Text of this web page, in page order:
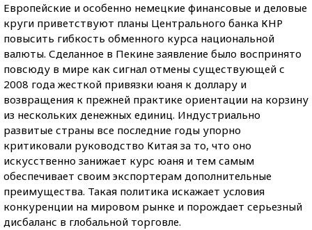
Европейские и особенно немецкие финансовые и деловые
круги приветствуют планы Центрального банка КНР
повысить гибкость обменного курса национальной
валюты. Сделанное в Пекине заявление было воспринято
повсюду в мире как сигнал отмены существующей с
2008 года жесткой привязки юаня к доллару и
возвращения к прежней практике ориентации на корзину
из нескольких денежных единиц. Индустриально
развитые страны все последние годы упорно
критиковали руководство Китая за то, что оно
искусственно занижает курс юаня и тем самым
обеспечивает своим экспортерам дополнительные
преимущества. Такая политика искажает условия
конкуренции на мировом рынке и порождает серьезный
дисбаланс в глобальной торговле.